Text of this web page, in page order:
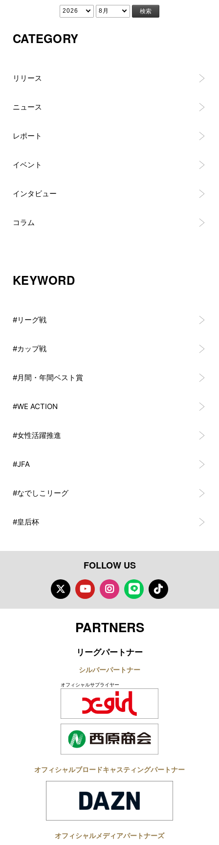
CATEGORY
リリース
ニュース
レポート
イベント
インタビュー
コラム
KEYWORD
#リーグ戦
#カップ戦
#月間・年間ベスト賞
#WE ACTION
#女性活躍推進
#JFA
#なでしこリーグ
#皇后杯
FOLLOW US
TwitterYoutubeInstagram
LINE TikTok
PARTNERS
リーグパートナー
シルバーパートナー
オフィシャルサプライヤー
オフィシャルブロードキャスティングパートナー
オフィシャルメディアパートナーズ